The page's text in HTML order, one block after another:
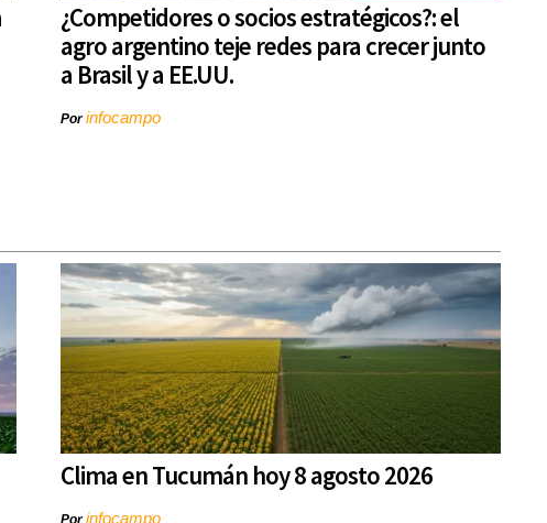
¿Competidores o socios estratégicos?: el
agro argentino teje redes para crecer junto
a Brasil y a EE.UU.
Porinfocampo
Clima en Tucumán hoy 8 agosto 2026
Porinfocampo